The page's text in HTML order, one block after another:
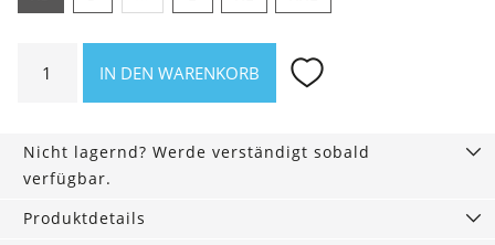
Asheville
I'm
vegan!
Menge
IN DEN WARENKORB
Nicht lagernd? Werde verständigt sobald
verfügbar.
Produktdetails